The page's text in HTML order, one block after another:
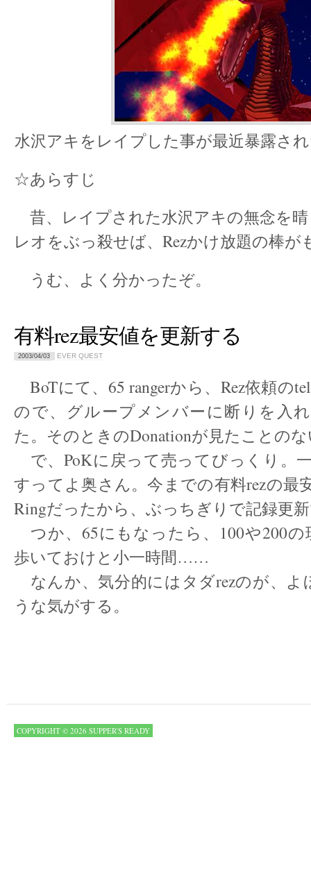
水沢アキをレイプした事が最近暴露さ
☆あらすじ
昔、レイプされた水沢アキの無念を
レオをぶっ殺せば、Rezかけ放題の棒が
うむ、よく分かったぞ。
有料rez最安値を更新する
2003/04/03 EVER QUEST
BoTにて、65 rangerから、Rez依頼の
ので、グループメンバーに断りを入
た。そのときのDonationが見たことの
で、PoKに戻って売ってびっくり。
すってよ奥さん。今までの有料rezの最
Ringだったから、ぶっちぎりで記録更
つか、65にもなったら、100や200の
歩いておけと小一時間……
なんか、気分的にはタダrezのが、よ
うな気がする。
COPYRIGHT © 2026 SUPPER'S READY